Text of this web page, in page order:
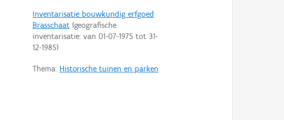
Inventarisatie bouwkundig erfgoed
Brasschaat(geografische
inventarisatie: van 01-07-1975 tot 31-
12-1985)
Thema: Historische tuinen en parken